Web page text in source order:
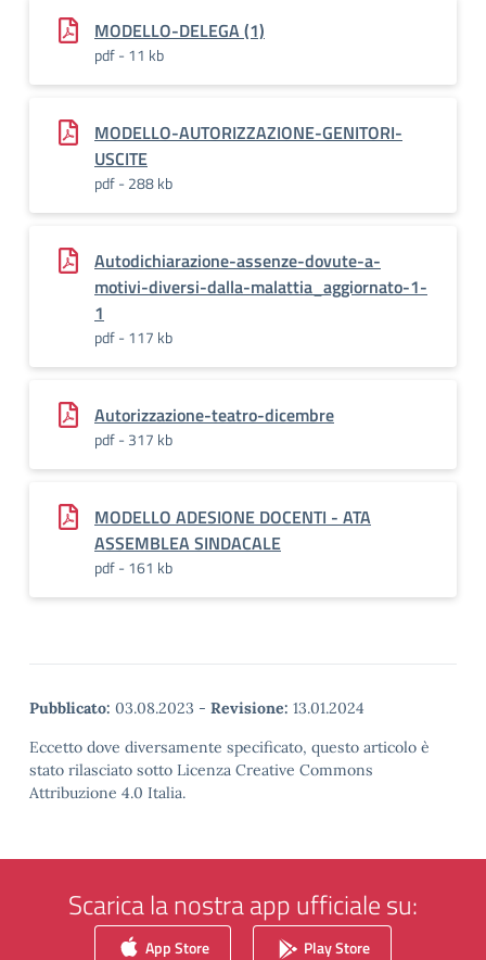
MODELLO-DELEGA (1)
pdf - 11 kb
MODELLO-AUTORIZZAZIONE-GENITORI-
USCITE
pdf - 288 kb
Autodichiarazione-assenze-dovute-a-
motivi-diversi-dalla-malattia_aggiornato-1-
1
pdf - 117 kb
Autorizzazione-teatro-dicembre
pdf - 317 kb
MODELLO ADESIONE DOCENTI - ATA
ASSEMBLEA SINDACALE
pdf - 161 kb
Pubblicato: 03.08.2023 - Revisione: 13.01.2024
Eccetto dove diversamente specificato, questo articolo è
stato rilasciato sotto Licenza Creative Commons
Attribuzione 4.0 Italia.
Scarica la nostra app ufficiale su:
App Store Play Store